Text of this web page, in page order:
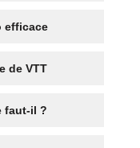
efficace
de VTT
faut-il ?